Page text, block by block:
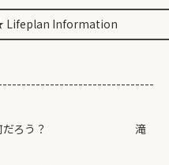
Information
ラン◆
って何だろう？ 滝